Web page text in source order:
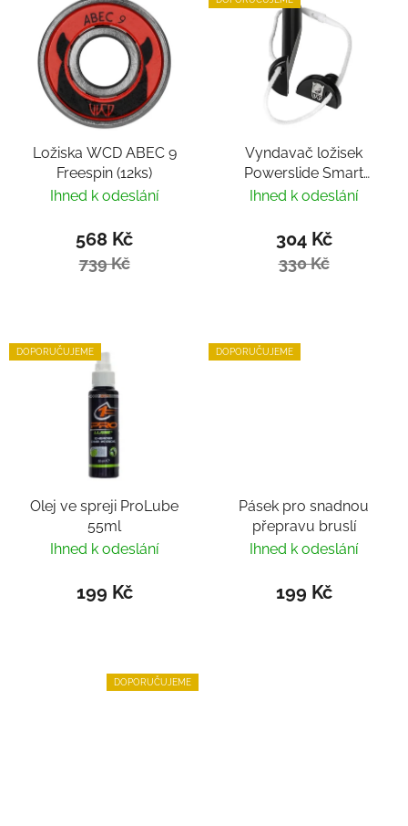
Ložiska WCD ABEC 9
Freespin (12ks)
Ihned k odeslání
568 Kč
739 Kč
Vyndavač ložisek
Powerslide Smart
Bearing Remover by
Ihned k odeslání
304 Kč
330 Kč
DOPORUČUJEME
Olej ve spreji ProLube
55ml
Ihned k odeslání
199 Kč
DOPORUČUJEME
Pásek pro snadnou
přepravu bruslí
Ihned k odeslání
199 Kč
DOPORUČUJEME